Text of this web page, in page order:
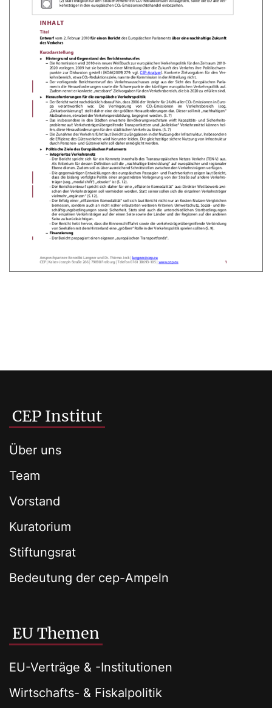
CEP Institut
Über uns
Team
Vorstand
Kuratorium
Stiftungsrat
Bedeutung der cep-Ampeln
EU Themen
EU-Verträge & -Institutionen
Wirtschafts- & Fiskalpolitik